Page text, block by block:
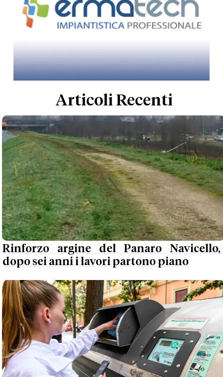
Articoli Recenti
Rinforzo argine del Panaro Navicello,
dopo sei anni i lavori partono piano